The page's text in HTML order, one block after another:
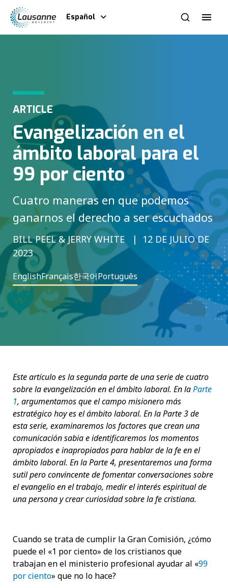
Español
ARTICLE
Evangelización en el
ámbito laboral para el
99 por ciento
Cuatro maneras en que podemos
ganarnos el derecho a ser escuchados
BILL PEEL & JERRY WHITE
12 DE JULIO DE
2023
EnglishFrançais한국어Português
Este artículo es la segunda parte de una serie de cuatro
sobre la evangelización en el ámbito laboral. En laParte
1, argumentamos que el campo misionero más
estratégico hoy es el ámbito laboral. En la Parte 3 de
esta serie, examinaremos los factores que crean una
comunicación sabia e identificaremos los momentos
apropiados e inapropiados para hablar de la fe en el
ámbito laboral. En la Parte 4, presentaremos una forma
sutil pero convincente de fomentar conversaciones sobre
el evangelio en el trabajo, medir el interés espiritual de
una persona y crear curiosidad sobre la fe cristiana.
Cuando se trata de cumplir la Gran Comisión, ¿cómo
puede el «1 por ciento» de los cristianos que
trabajan en el ministerio profesional ayudar al «99
por ciento» que no lo hace?